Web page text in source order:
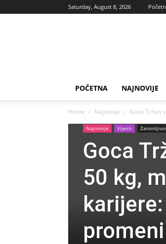
Saturday, August 8, 2026
POČETNA NAJNOVIJE
Home Najnovije Goca Tržan
Najnovije Vijesti
Goca
50 kg,